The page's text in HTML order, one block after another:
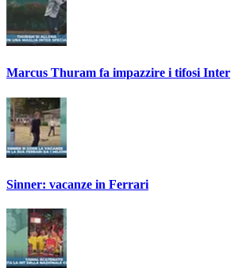
Marcus Thuram fa impazzire i tifosi Inter
Sinner: vacanze in Ferrari